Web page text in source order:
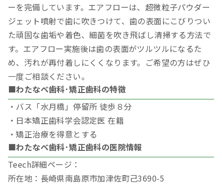
ーを完備しています。エアフローは、超微粒子パウダー
ジェット噴射で歯に吹きつけて、歯の表面にこびりつい
た頑固な歯垢や着色、細菌を吹き飛ばし清掃する方法で
す。エアフロー実施後は歯の表面がツルツルになるた
め、汚れが再付着しにくくなります。ご希望の方はぜひ
一度ご相談ください。
■わたなべ歯科･矯正歯科の特徴
・バス「水月橋」停留所 徒歩８分
・日本矯正歯科学会認定医 在籍
・矯正治療を得意とする
■わたなべ歯科･矯正歯科の医院情報
Teech詳細ページ：
所在地：長崎県南島原市加津佐町己3690-5